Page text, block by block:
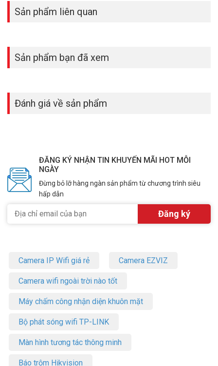
Sản phẩm liên quan
Sản phẩm bạn đã xem
Đánh giá về sản phẩm
ĐĂNG KÝ NHẬN TIN KHUYẾN MÃI HOT MỖI
NGÀY
Đừng bỏ lỡ hàng ngàn sản phẩm từ chương trình siêu
hấp dẫn
Camera IP Wifi giá rẻ Camera EZVIZ
Camera wifi ngoài trời nào tốt
Máy chấm công nhận diện khuôn mặt
Bộ phát sóng wifi TP-LINK
Màn hình tương tác thông minh
Báo trộm Hikvision